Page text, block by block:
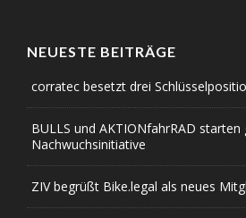
NEUESTE BEITRÄGE
corratec besetzt drei
BULLS und AKTIONfahrRAD starten
Nachwuchsinitiative
ZIV begrüßt Bike.legal als neues